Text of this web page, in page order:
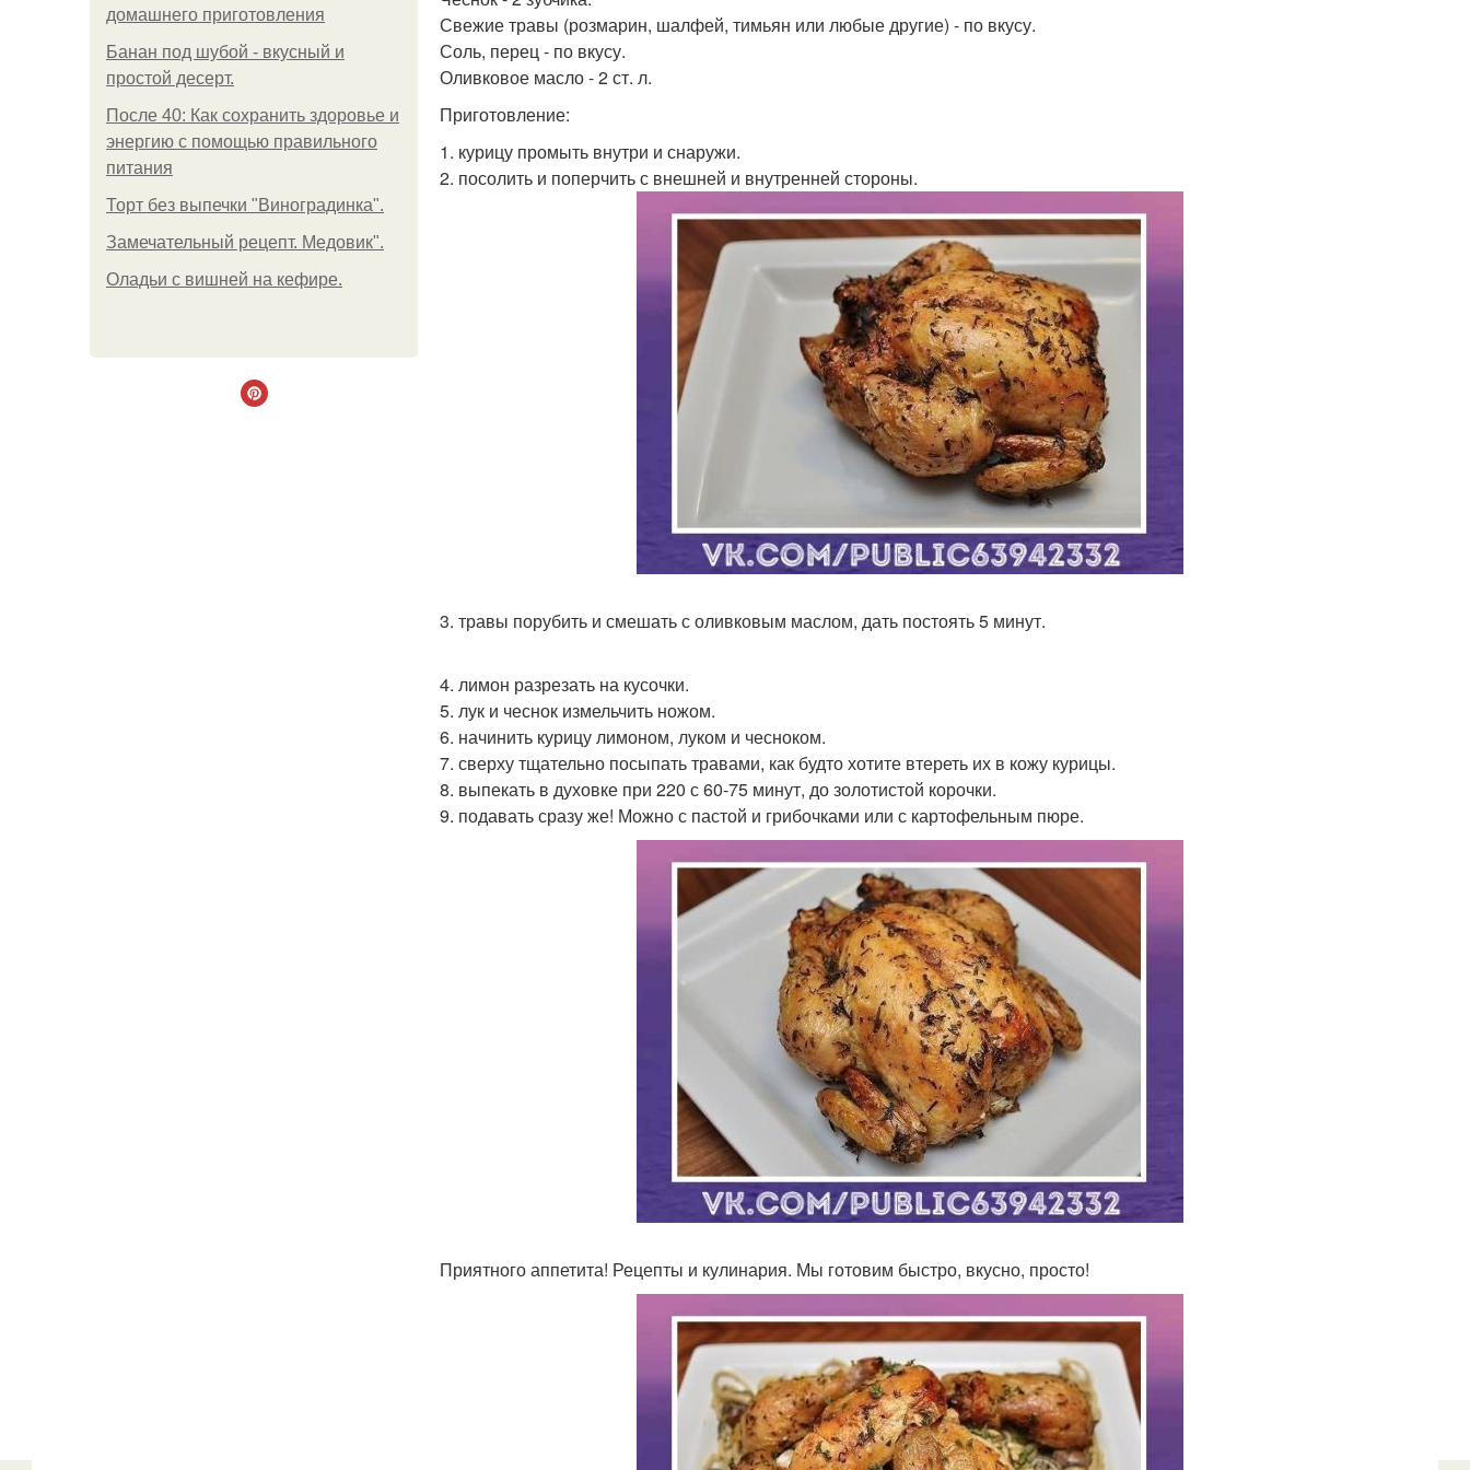
домашнего приготовления
Банан под шубой - вкусный и
простой десерт.
После 40: Как сохранить здоровье и
энергию с помощью правильного
питания
Торт без выпечки "Виноградинка".
Замечательный рецепт. Медовик".
Оладьи с вишней на кефире.
Свежие травы (розмарин, шалфей, тимьян или любые другие) - по вкусу.
Соль, перец - по вкусу.
Оливковое масло - 2 ст. л.
Приготовление:
1. курицу промыть внутри и снаружи.
2. посолить и поперчить с внешней и внутренней стороны.
3. травы порубить и смешать с оливковым маслом, дать постоять 5 минут.
4. лимон разрезать на кусочки.
5. лук и чеснок измельчить ножом.
6. начинить курицу лимоном, луком и чесноком.
7. сверху тщательно посыпать травами, как будто хотите втереть их в кожу курицы.
8. выпекать в духовке при 220 с 60-75 минут, до золотистой корочки.
9. подавать сразу же! Можно с пастой и грибочками или с картофельным пюре.
Приятного аппетита! Рецепты и кулинария. Мы готовим быстро, вкусно, просто!